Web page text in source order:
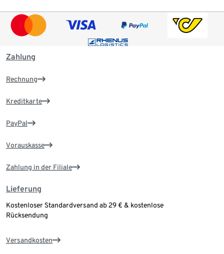
Zahlung
Rechnung
Kreditkarte
PayPal
Vorauskasse
Zahlung in der Filiale
Lieferung
Kostenloser Standardversand ab 29 € & kostenlose
Rücksendung
Versandkosten